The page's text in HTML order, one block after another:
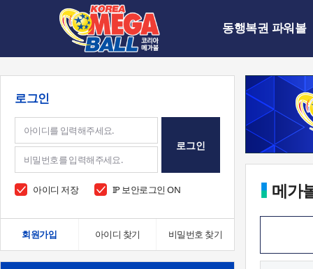
동행복권 파워볼
로그인
로그인
아이디 저장 IP 보안로그인 ON
회원가입 아이디 찾기 비밀번호 찾기
메가